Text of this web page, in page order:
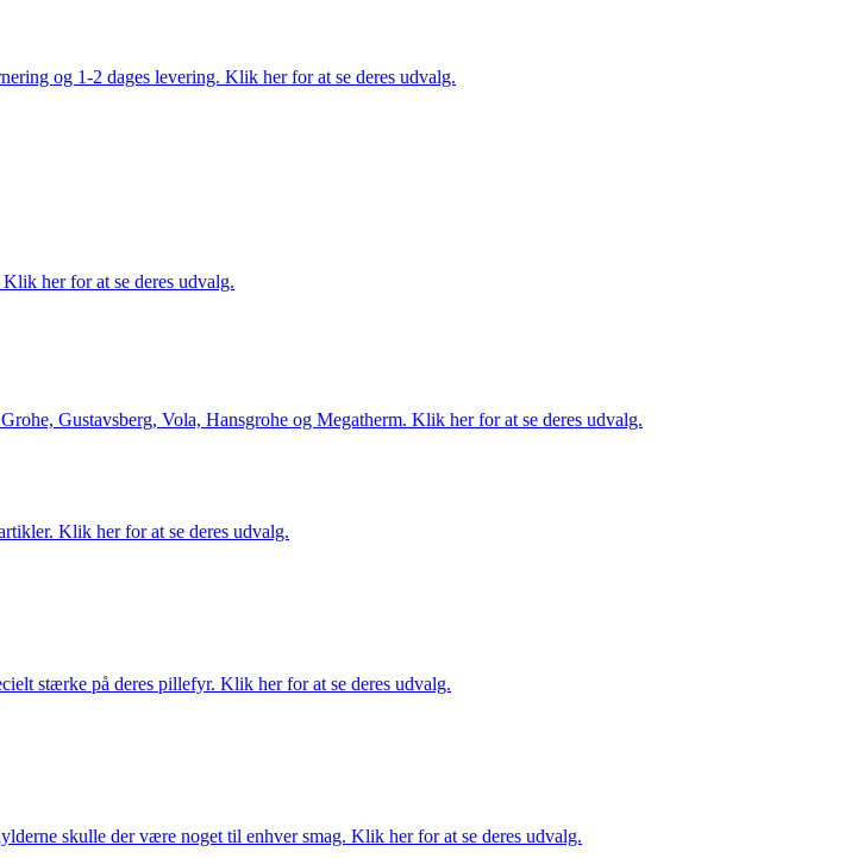
og 1-2 dages levering. Klik her for at se deres udvalg.
her for at se deres udvalg.
Gustavsberg, Vola, Hansgrohe og Megatherm. Klik her for at se deres udvalg.
Klik her for at se deres udvalg.
stærke på deres pillefyr. Klik her for at se deres udvalg.
skulle der være noget til enhver smag. Klik her for at se deres udvalg.